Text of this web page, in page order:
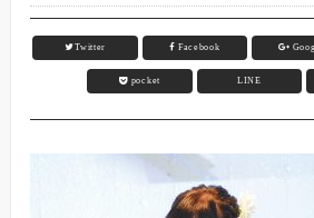
Twitter Facebook
pocket LINE